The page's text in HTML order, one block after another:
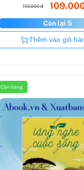
110.000 đ
Còn lại 5
Còn hàng
Thêm vào giỏ
Còn hàng